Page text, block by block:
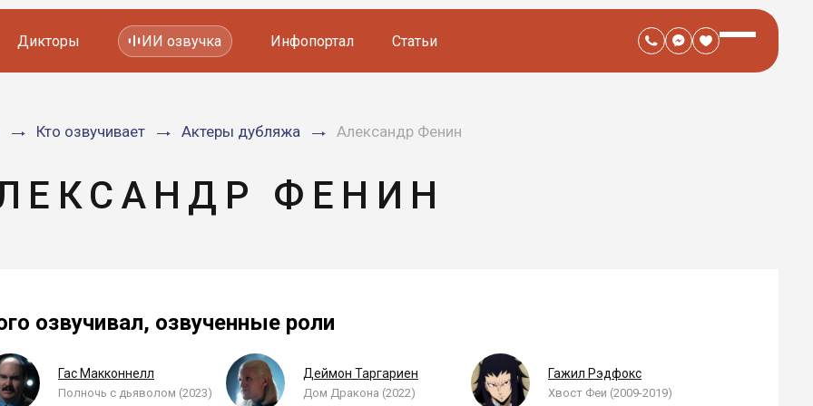
Мультфильмов
Дикторы ИИ озвучка Инфопортал Статьи
Кто озвучивает Актеры дубляжа Александр Фенин
ФЕНИН
озвучивал, озвученные роли
Гас Макконнелл
Полночь с дьяволом (2023)
Деймон Таргариен
Дом Дракона (2022)
Гажил Рэдфокс
Хвост Феи (2009-2019)